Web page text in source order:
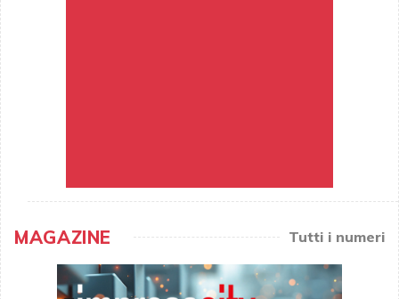
MAGAZINE Tutti i numeri